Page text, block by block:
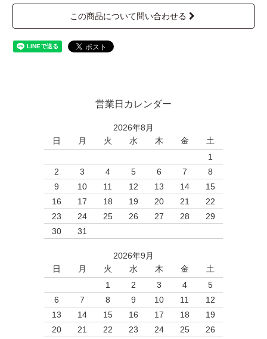
この商品について問い合わせる
営業日カレンダー
2026年8月
日
月 火 水 木 金
土
1
2
3 4 5 6 7
8
9
10 11 12 13 14
15
16
17 18 19 20 21
22
23
24 25 26 27 28
29
30
31
2026年9月
日
月 火 水 木 金
土
1
2 3 4
5
6
7 8 9 10 11
12
13
14 15 16 17 18
19
20
21 22 23 24 25
26